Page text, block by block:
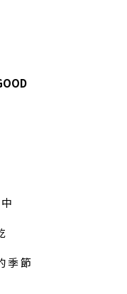
季 節